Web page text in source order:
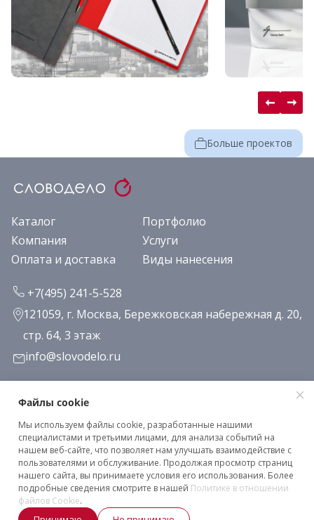
Больше проектов
Каталог
Портфолио
Компания
Услуги
Оплата и доставка
Виды нанесения
+7(495) 241-5-528
121059, г. Москва, Бережковская набережная д. 20,
стр. 64, 3 этаж
info@slovodelo.ru
Заказать звонок
Подписаться на рассылку
Клиентское соглашение
Политика конфиденциальности
Файлы cookie
Мы используем файлы cookie, разработанные нашими
специалистами и третьими лицами, для анализа событий на
нашем веб-сайте, что позволяет нам улучшать взаимодействие с
пользователями и обслуживание. Продолжая просмотр страниц
нашего сайта, вы принимаете условия его использования. Более
подробные сведения смотрите в нашей Политике в отношении
файлов Cookie.